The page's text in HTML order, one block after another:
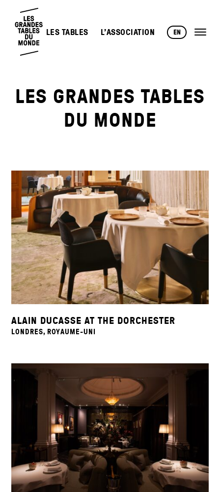
LES TABLES L’ASSOCIATION EN
LES GRANDES TABLES
DU MONDE
ALAIN DUCASSE AT THE DORCHESTER
LONDRES, ROYAUME-UNI